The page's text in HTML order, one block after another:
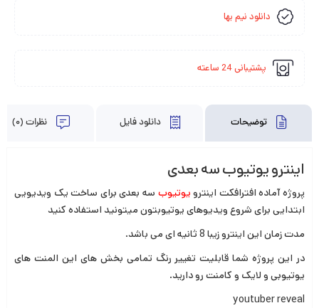
دانلود نیم بها
پشتیبانی 24 ساعته
توضیحات دانلود فایل نظرات (0)
اینترو یوتیوب سه بعدی
پروژه آماده افترافکت اینترو یوتیوب سه بعدی برای ساخت یک ویدیویی
ابتدایی برای شروع ویدیوهای یوتیوبتون میتونید استفاده کنید
مدت زمان این اینترو زیبا 8 ثانیه ای می باشد.
در این پروژه شما قابلیت تغییر رنگ تمامی بخش های این المنت های
یوتیوبی و لایک و کامنت رو دارید.
youtuber reveal